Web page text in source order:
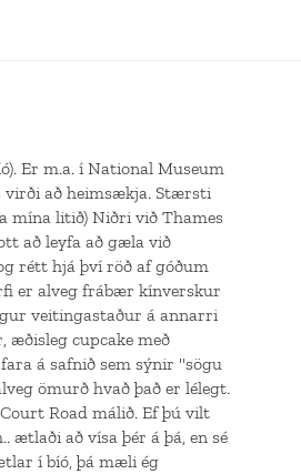
Er m.a. í National Museum
virði að heimsækja. Stærsti
mína litið) Niðri við Thames
að leyfa að gæla við
rétt hjá því röð af góðum
er alveg frábær kínverskur
veitingastaður á annarri
cupcake með
á safnið sem sýnir "sögu
ömurð hvað það er lélegt.
Road málið. Ef þú vilt
ætlaði að vísa þér á þá, en sé
í bíó, þá mæli ég